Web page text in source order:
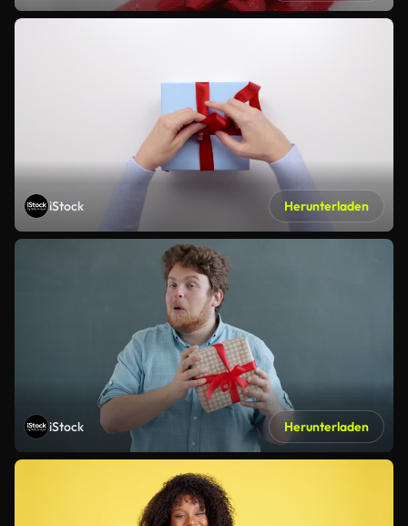
iStock Herunterladen
iStock Herunterladen